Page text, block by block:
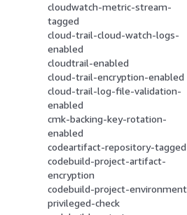
cloudwatch-metric-stream-
tagged
cloud-trail-cloud-watch-logs-
enabled
cloudtrail-enabled
cloud-trail-encryption-enabled
cloud-trail-log-file-validation-
enabled
cmk-backing-key-rotation-
enabled
codeartifact-repository-tagged
codebuild-project-artifact-
encryption
codebuild-project-
privileged-check